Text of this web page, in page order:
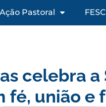
Ação Pastoral FESC
celebra
fé, união e